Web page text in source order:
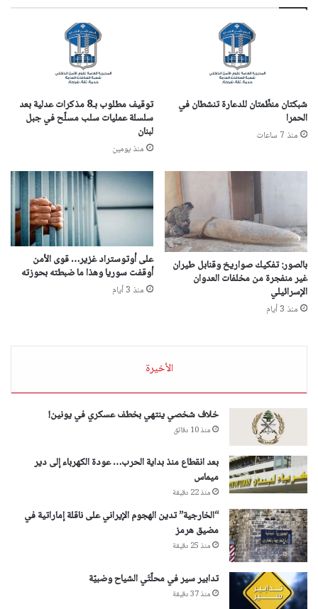
شبكتان منظّمتان للدعارة تنشطان في
الحمرا
منذ 7 ساعات
توقيف مطلوب بـ8 مذكرات عدلية بعد
سلسلة عمليات سلب مسلّح في جبل
لبنان
منذ يومين
بالصور: تفكيك صواريخ وقنابل طيران
غير منفجرة من مخلفات العدوان
الإسرائيلي
منذ 3 أيام
على أوتوستراد غزير… قوى الأمن
أوقفت سوريا وهذا ما ضبطته بحوزته
منذ 3 أيام
الأخيرة
خلاف شخصي ينتهي بخطف عسكري في يونين!
منذ 10 دقائق
بعد انقطاع منذ بداية الحرب… عودة الكهرباء إلى دير
ميماس
منذ 22 دقيقة
“الخارجية” تدين الهجوم الإيراني على ناقلة إماراتية في
مضيق هرمز
منذ 25 دقيقة
تدابير سير في محلّتَي الشياح وضبيّة
منذ 37 دقيقة